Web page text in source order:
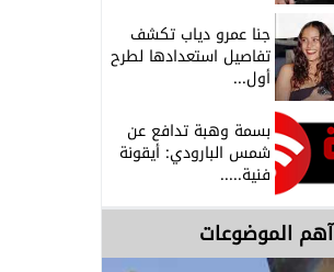
جنا عمرو دياب تكشف
تفاصيل استعدادها لطرح
أول...
بسمة وهبة تدافع عن
شمس البارودي: أيقونة
فنية.....
آهم الموضوعات